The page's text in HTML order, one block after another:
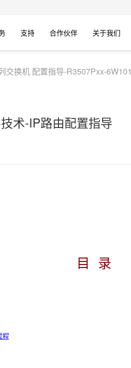
支持 合作伙伴 关于我们
交换机 配置指导-R3507Pxx-6W101
术-IP路由配置指导
目 录
程